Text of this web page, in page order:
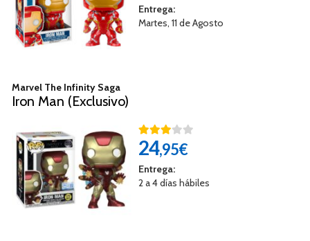
Entrega:
Martes, 11 de Agosto
Marvel The Infinity Saga
Iron Man (Exclusivo)
24,95€
Entrega:
2 a 4 días hábiles